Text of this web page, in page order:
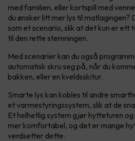
med familien, eller kortspill med
du ønsker litt mer lys til matlagingen?
som et scenario, slik at det kun er ett
til den rette stemningen.
Med scenarier kan du også
automatisk skru seg på, når du
bakken, eller en kveldsskitur.
Smarte lys kan kobles til andre
et varmestyringssystem, slik at de
Et helhetlig system gjør hytteturen
mer komfortabel, og det er mange
verdsetter dette.